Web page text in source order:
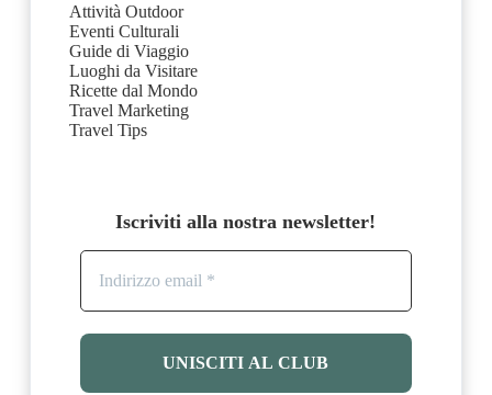
Attività Outdoor
Eventi Culturali
Guide di Viaggio
Luoghi da Visitare
Ricette dal Mondo
Travel Marketing
Travel Tips
Iscriviti alla nostra newsletter!